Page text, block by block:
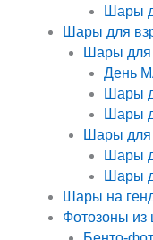
Шары
Шары для
Шары для
День
Шары
Шары
Шары для
Шары
Шары
Шары на
Фотозоны из